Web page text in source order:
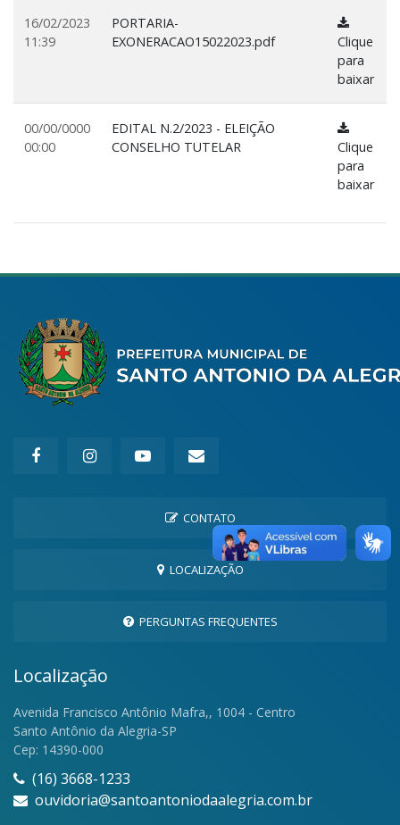
16/02/2023
11:39
PORTARIA-
EXONERACAO15022023.pdf
Clique
para
baixar
00/00/0000
00:00
EDITAL N.2/2023 - ELEIÇÃO
CONSELHO TUTELAR
Clique
para
baixar
CONTATO
LOCALIZAÇÃO
PERGUNTAS FREQUENTES
Localização
Avenida Francisco Antônio Mafra,, 1004 - Centro
Santo Antônio da Alegria-SP
Cep: 14390-000
(16) 3668-1233
ouvidoria@santoantoniodaalegria.com.br